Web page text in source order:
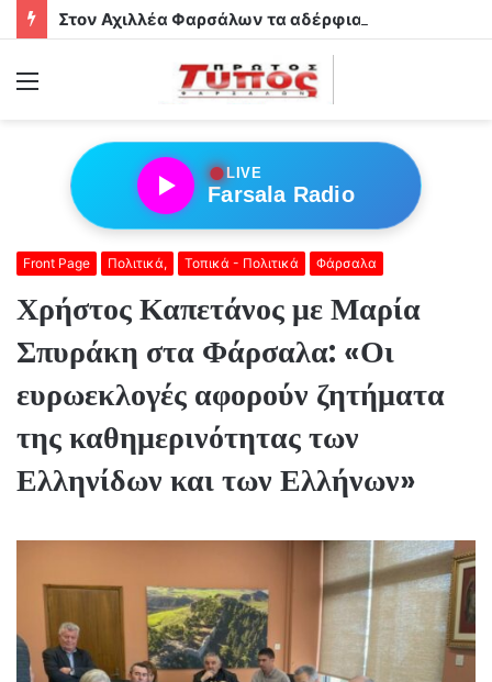
Στον Αχιλλέα Φαρσάλων τα αδέρφια Φούσα!
●LIVE
Farsala Radio
Front Page Πολιτικά, Τοπικά - Πολιτικά Φάρσαλα
Χρήστος Καπετάνος με Μαρία
Σπυράκη στα Φάρσαλα: «Οι
ευρωεκλογές αφορούν ζητήματα
της καθημερινότητας των
Ελληνίδων και των Ελλήνων»